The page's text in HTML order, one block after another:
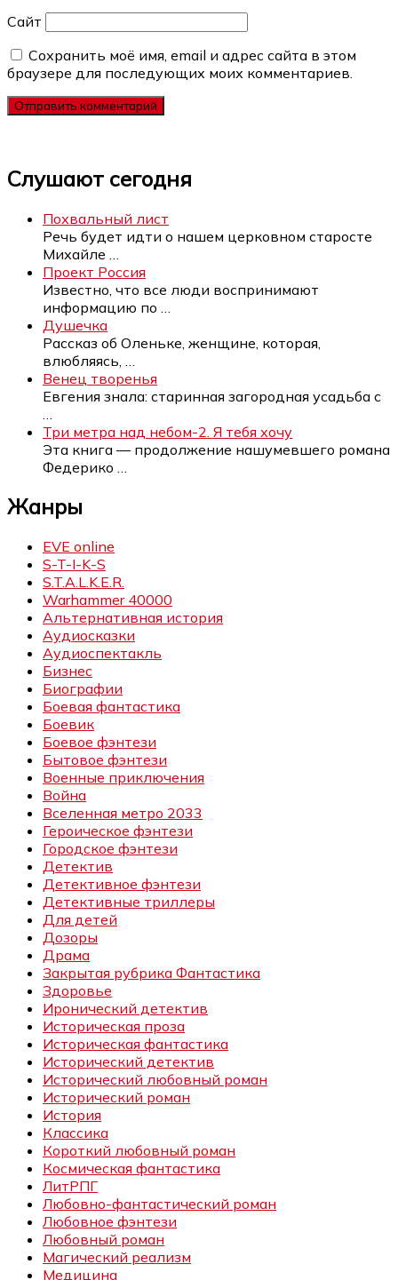
Сайт
Сохранить моё имя, email и адрес сайта в этом
браузере для последующих моих комментариев.
Слушают сегодня
Похвальный лист
Речь будет идти о нашем церковном старосте
Михайле
Проект Россия
Известно, что все люди воспринимают
информацию по
Душечка
Рассказ об Оленьке, женщине, которая,
влюбляясь,
Венец творенья
Евгения знала: старинная загородная усадьба с
Три метра над небом-2. Я тебя хочу
Эта книга — продолжение нашумевшего романа
Федерико
Жанры
EVE online
S-T-I-K-S
S.T.A.L.K.E.R.
Warhammer 40000
Альтернативная история
Аудиосказки
Аудиоспектакль
Бизнес
Биографии
Боевая фантастика
Боевик
Боевое фэнтези
Бытовое фэнтези
Военные приключения
Война
Вселенная метро 2033
Героическое фэнтези
Городское фэнтези
Детектив
Детективное фэнтези
Детективные триллеры
Для детей
Дозоры
Драма
Закрытая рубрика Фантастика
Здоровье
Иронический детектив
Историческая проза
Историческая фантастика
Исторический детектив
Исторический любовный роман
Исторический роман
История
Классика
Короткий любовный роман
Космическая фантастика
ЛитРПГ
Любовно-фантастический роман
Любовное фэнтези
Любовный роман
Магический реализм
Медицина